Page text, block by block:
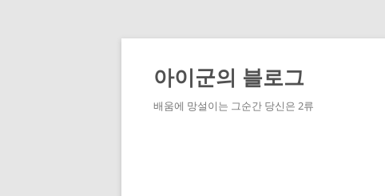
Skip
content
아이군의 블로그
배움에 망설이는 그순간 당신은 2류